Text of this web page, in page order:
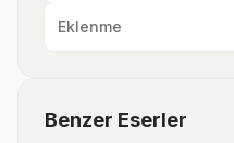
Eklenme
Benzer Eserler